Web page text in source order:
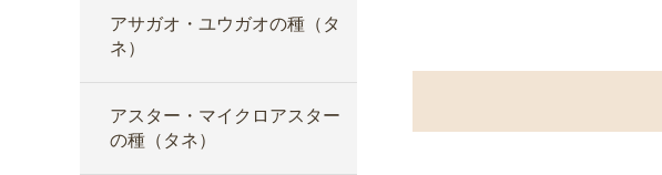
アサガオ・ユウガオの種（タ
ネ）
アスター・マイクロアスター
の種（タネ）